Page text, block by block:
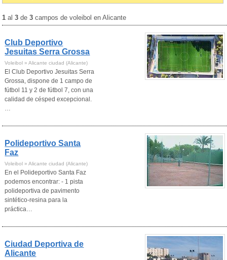
1 al3 de3 campos de voleibol en Alicante
Club Deportivo
Jesuitas Serra Grossa
Voleibol » Alicante ciudad (Alicante)
El Club Deportivo Jesuitas Serra
Grossa, dispone de 1 campo de
fútbol 11 y 2 de fútbol 7, con una
calidad de césped excepcional.
Polideportivo Santa
Faz
Voleibol » Alicante ciudad (Alicante)
En el Polideportivo Santa Faz
podemos encontrar: - 1 pista
polideportiva de pavimento
sintético-resina para la
práctica…
Ciudad Deportiva de
Alicante